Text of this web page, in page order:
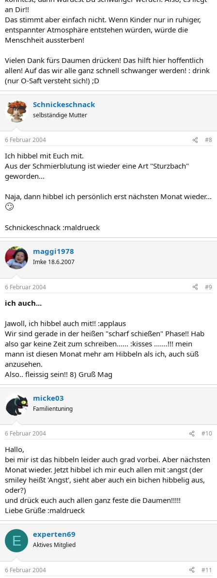
an Dir!!
Das stimmt aber einfach nicht. Wenn Kinder nur in ruhiger,
entspannter Atmosphäre entstehen würden, würde die
Menschheit aussterben!
Vielen Dank fürs Daumen drücken! Das hilft hier hoffentlich
allen! Auf das wir alle ganz schnell schwanger werden! : drink
(nur O-Saft versteht sich!) ;D
Schnickeschnack
selbständige Mutter
6 Februar 2004 #8
Ich hibbel mit Euch mit.
Aus der Schmierblutung ist wieder eine Art "Sturzbach"
geworden...
Naja, dann hibbel ich persönlich erst nächsten Monat wieder...
🙄
Schnickeschnack :maldrueck
maggi1978
Imke 18.6.2007
6 Februar 2004 #9
ich auch...
Jawoll, ich hibbel auch mit!! :applaus
Wir sind gerade in der heißen "scharf schießen" Phase!! Hab
also gar keine Zeit zum schreiben...... :kisses .......!!! mein
mann ist diesen Monat mehr am Hibbeln als ich, auch süß
anzusehen.
Also.. fleissig sein!! 8) Gruß Mag
micke03
Familientuning
6 Februar 2004 #10
Hallo,
bei mir ist das hibbeln leider auch grad vorbei. Aber nächsten
Monat wieder. Jetzt hibbel ich mir euch allen mit :angst (der
smiley heißt 'Angst', sieht aber auch ein bichen hibbelig aus,
oder?)
und drück euch auch allen ganz feste die Daumen!!!!!
Liebe Grüße :maldrueck
E experten69
Aktives Mitglied
6 Februar 2004 #11